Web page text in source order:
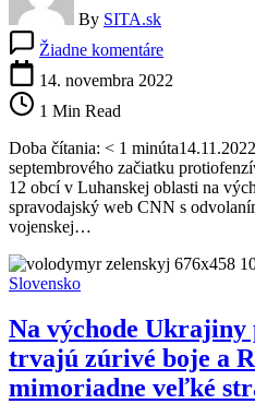
By SITA.sk
Žiadne komentáreV
Luhanskej
oslobodili
12
obcí,
každý
však
musia
boje
(foto)
14. novembra 2022
1 Min Read
Doba čítania: < 1
septembrového začiatku
12 obcí v Luhanskej oblasti na
spravodajský web CNN s
vojenskej…
Slovensko
Na východe Ukrajiny
trvajú zúrivé boje a
mimoriadne veľké